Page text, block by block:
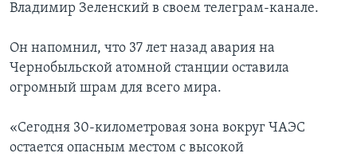
Владимир Зеленский в своем телеграм-канале.
Он напомнил, что 37 лет назад авария на
Чернобыльской атомной станции оставила
огромный шрам для всего мира.
«Сегодня 30-километровая зона вокруг ЧАЭС
остается опасным местом с высокой